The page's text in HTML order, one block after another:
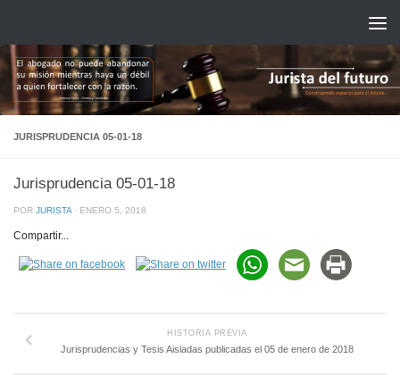
JURISPRUDENCIA 05-01-18
Jurisprudencia 05-01-18
POR JURISTA · ENERO 5, 2018
Compartir...
HISTORIA PREVIA
Jurisprudencias y Tesis Aisladas publicadas el 05 de enero de 2018